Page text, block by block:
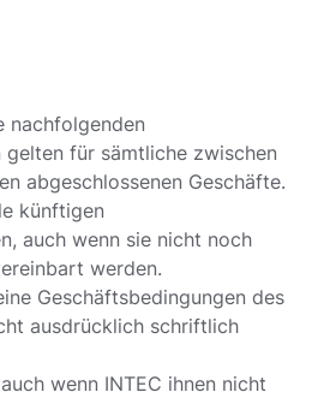
nachfolgenden
für sämtliche zwischen
abgeschlossenen Geschäfte.
künftigen
auch wenn sie nicht noch
werden.
Geschäftsbedingungen des
ausdrücklich schriftlich
wenn INTEC ihnen nicht